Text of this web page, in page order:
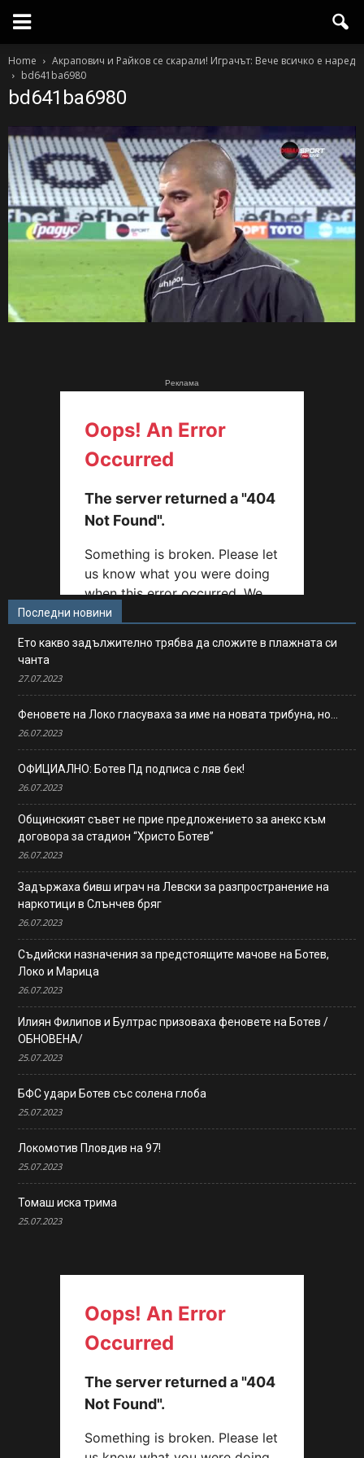
Home
Акрапович и Райков се скарали! Играчът: Вече всичко е наред
bd641ba6980
bd641ba6980
Реклама
Последни новини
Ето какво задължително трябва да сложите в плажната си
чанта
27.07.2023
Феновете на Локо гласуваха за име на новата трибуна, но…
26.07.2023
ОФИЦИАЛНО: Ботев Пд подписа с ляв бек!
26.07.2023
Общинският съвет не прие предложението за анекс към
договора за стадион “Христо Ботев”
26.07.2023
Задържаха бивш играч на Левски за разпространение на
наркотици в Слънчев бряг
26.07.2023
Съдийски назначения за предстоящите мачове на Ботев,
Локо и Марица
26.07.2023
Илиян Филипов и Бултрас призоваха феновете на Ботев /
ОБНОВЕНА/
25.07.2023
БФС удари Ботев със солена глоба
25.07.2023
Локомотив Пловдив на 97!
25.07.2023
Томаш иска трима
25.07.2023